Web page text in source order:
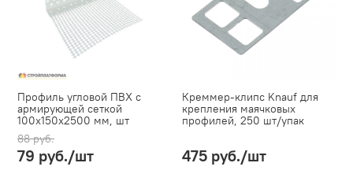
Профиль угловой ПВХ с
армирующей сеткой
100х150х2500 мм, шт
88 руб.
79 руб./шт
Креммер-клипс Knauf для
крепления маячковых
профилей, 250 шт/упак
475 руб./шт